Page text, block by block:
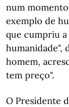
num
exemplo de
que cumpriu a
humanidade",
homem,
tem preço".
O Presidente